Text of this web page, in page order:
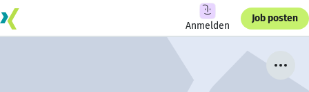
Anmelden
Job posten